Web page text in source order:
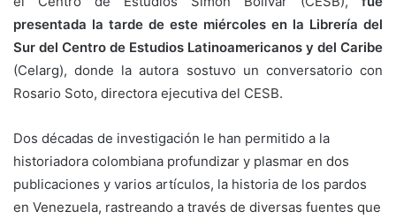
presentada la tarde de este miércoles en la Librería del
Sur del Centro de Estudios Latinoamericanos y del Caribe
(Celarg), donde la autora sostuvo un conversatorio con
Rosario Soto, directora ejecutiva del CESB.
Dos décadas de investigación le han permitido a la
historiadora colombiana profundizar y plasmar en dos
publicaciones y varios artículos, la historia de los pardos
en Venezuela, rastreando a través de diversas fuentes que